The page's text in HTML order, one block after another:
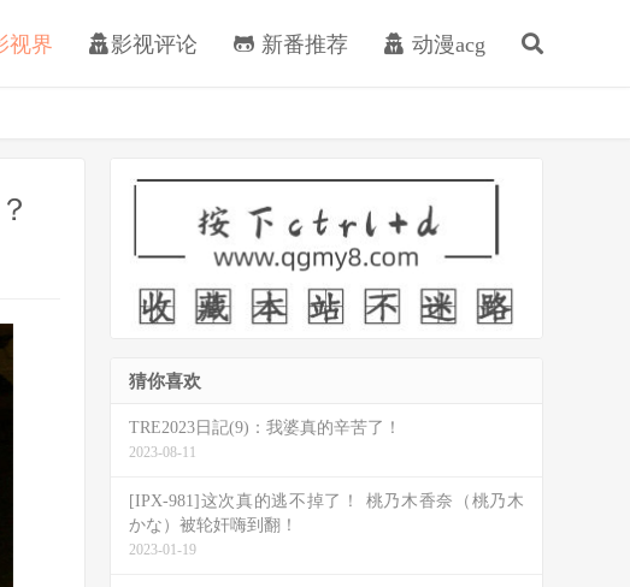
视界 影视评论 新番推荐 动漫acg
猜你喜欢
TRE2023日記(9)：我婆真的辛苦了！
2023-08-11
[IPX-981]这次真的逃不掉了！ 桃乃木香奈（桃乃木
かな）被轮奸嗨到翻！
2023-01-19